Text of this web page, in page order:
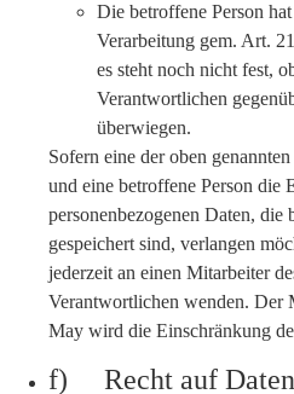
Die betroffene Person
Verarbeitung gem. Art.
es steht noch nicht fest,
Verantwortlichen
überwiegen.
Sofern eine der oben
und eine betroffene Person die
personenbezogenen Daten,
gespeichert sind, verlangen
jederzeit an einen Mitarbeiter
Verantwortlichen wenden. Der
May wird die Einschränkung
f) Recht auf